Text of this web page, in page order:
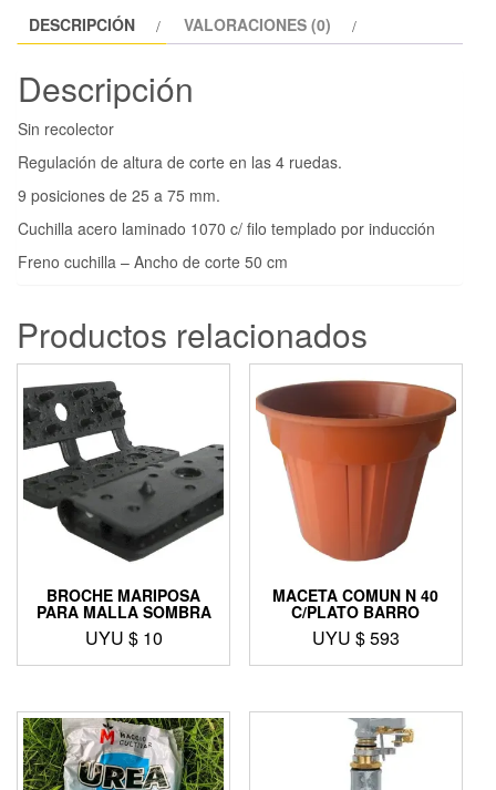
DESCRIPCIÓN VALORACIONES (0)
Descripción
Sin recolector
Regulación de altura de corte en las 4 ruedas.
9 posiciones de 25 a 75 mm.
Cuchilla acero laminado 1070 c/ filo templado por inducción
Freno cuchilla – Ancho de corte 50 cm
Productos relacionados
BROCHE MARIPOSA
PARA MALLA SOMBRA
UYU $ 10
MACETA COMUN N 40
C/PLATO BARRO
UYU $593